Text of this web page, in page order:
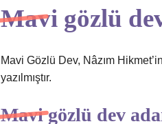
Mavi gözlü
Mavi Gözlü Dev, Nâzım
yazılmıştır.
Mavi gözlü dev